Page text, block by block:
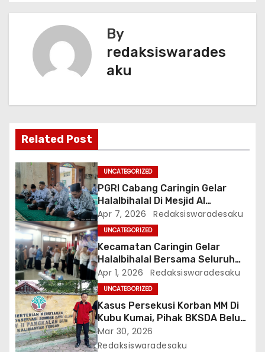
o
k
p
v
s
p
o
s
By
redaksiswarades
aku
Related Post
UNCATEGORIZED
PGRI Cabang Caringin Gelar
Halalbihalal Di Mesjid Al
Mukhlisin
Apr 7, 2026 Redaksiswaradesaku
UNCATEGORIZED
Kecamatan Caringin Gelar
Halalbihalal Bersama Seluruh
Instansi
Apr 1, 2026 Redaksiswaradesaku
UNCATEGORIZED
Kasus Persekusi Korban MM Di
Kubu Kumai, Pihak BKSDA Belum
Bisa Berikan Tanggapannya
Mar 30, 2026
Redaksiswaradesaku